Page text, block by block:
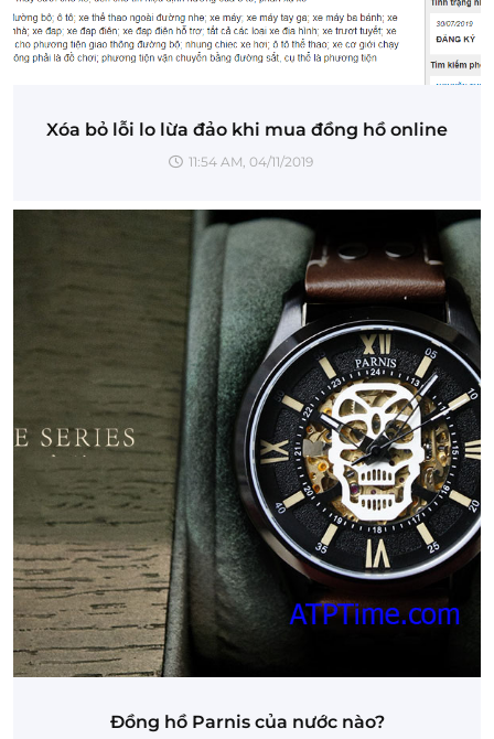
Xóa bỏ lỗi lo lừa đảo khi mua đồng hồ online
11:54 AM, 04/11/2019
Đồng hồ Parnis của nước nào?